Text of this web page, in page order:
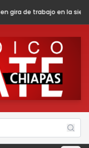
madre de Chiapas